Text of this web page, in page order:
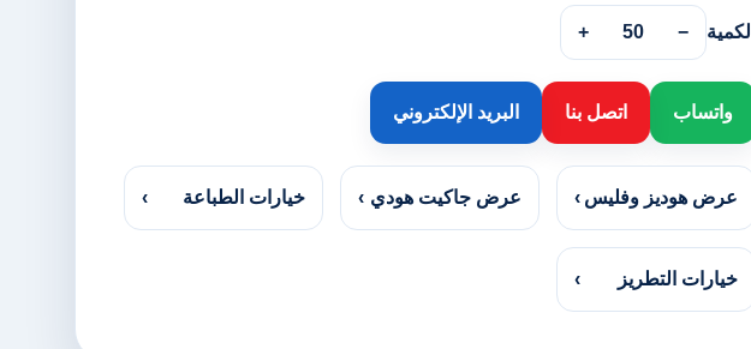
الكمية −
50
+
واتساب اتصل بنا البريد الإلكتروني
عرض هوديز وفليس › عرض جاكيت هودي › خيارات الطباعة ›
خيارات التطريز ›